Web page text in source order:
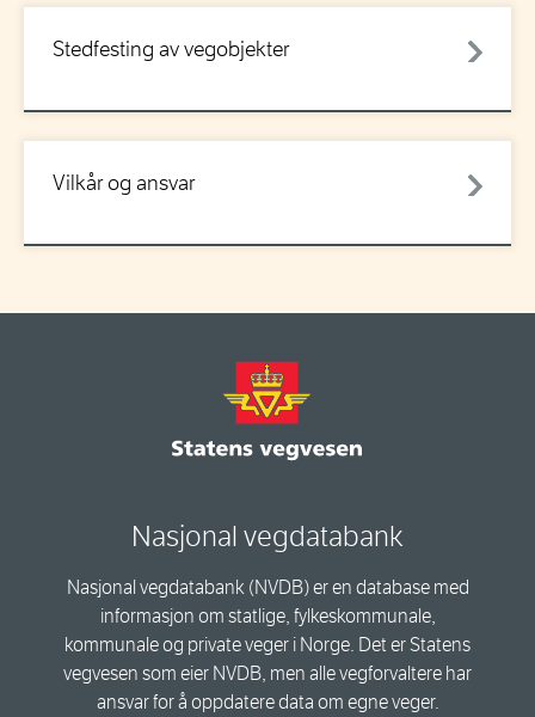
Stedfesting av vegobjekter
Vilkår og ansvar
Nasjonal vegdatabank
Nasjonal vegdatabank (NVDB) er en database med
informasjon om statlige, fylkeskommunale,
kommunale og private veger i Norge. Det er Statens
vegvesen som eier NVDB, men alle vegforvaltere har
ansvar for å oppdatere data om egne veger.